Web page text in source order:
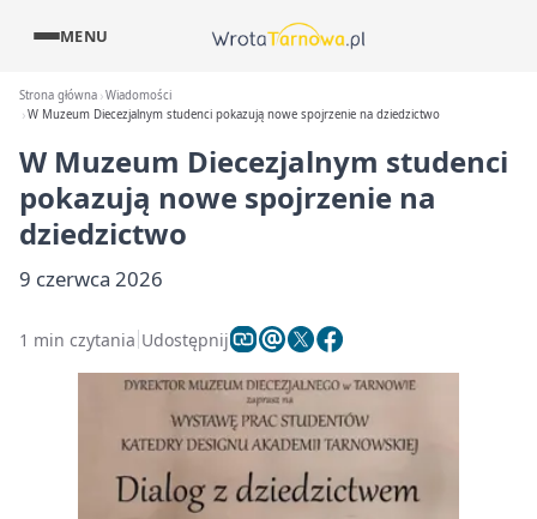
MENU
Strona główna Wiadomości
W Muzeum Diecezjalnym studenci pokazują nowe spojrzenie na dziedzictwo
W Muzeum Diecezjalnym studenci
pokazują nowe spojrzenie na
dziedzictwo
9 czerwca 2026
1 min czytania Udostępnij